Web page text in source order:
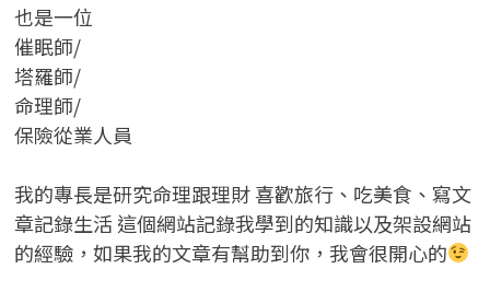
也是一位
催眠師/
塔羅師/
命理師/
保險從業人員
我的專長是研究命理跟理財 喜歡旅行、吃美食、寫文
章記錄生活 這個網站記錄我學到的知識以及架設網站
的經驗，如果我的文章有幫助到你，我會很開心的